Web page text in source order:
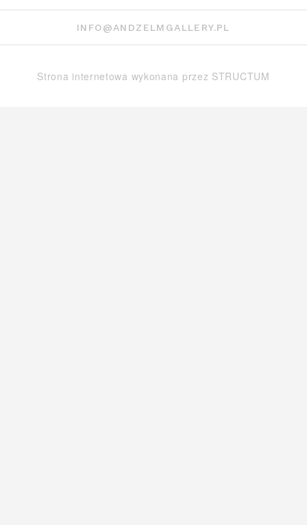
Strona internetowa wykonana przez STRUCTUM
INFO@ANDZELMGALLERY.PL